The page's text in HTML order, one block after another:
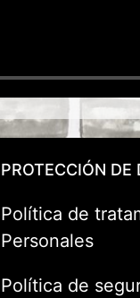
PROTECCIÓN DE
Política de
Personales
Política de